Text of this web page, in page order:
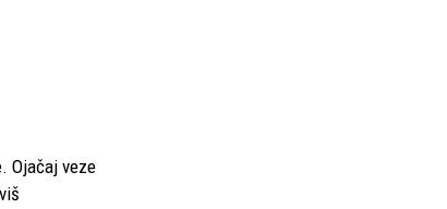
Ojačaj veze